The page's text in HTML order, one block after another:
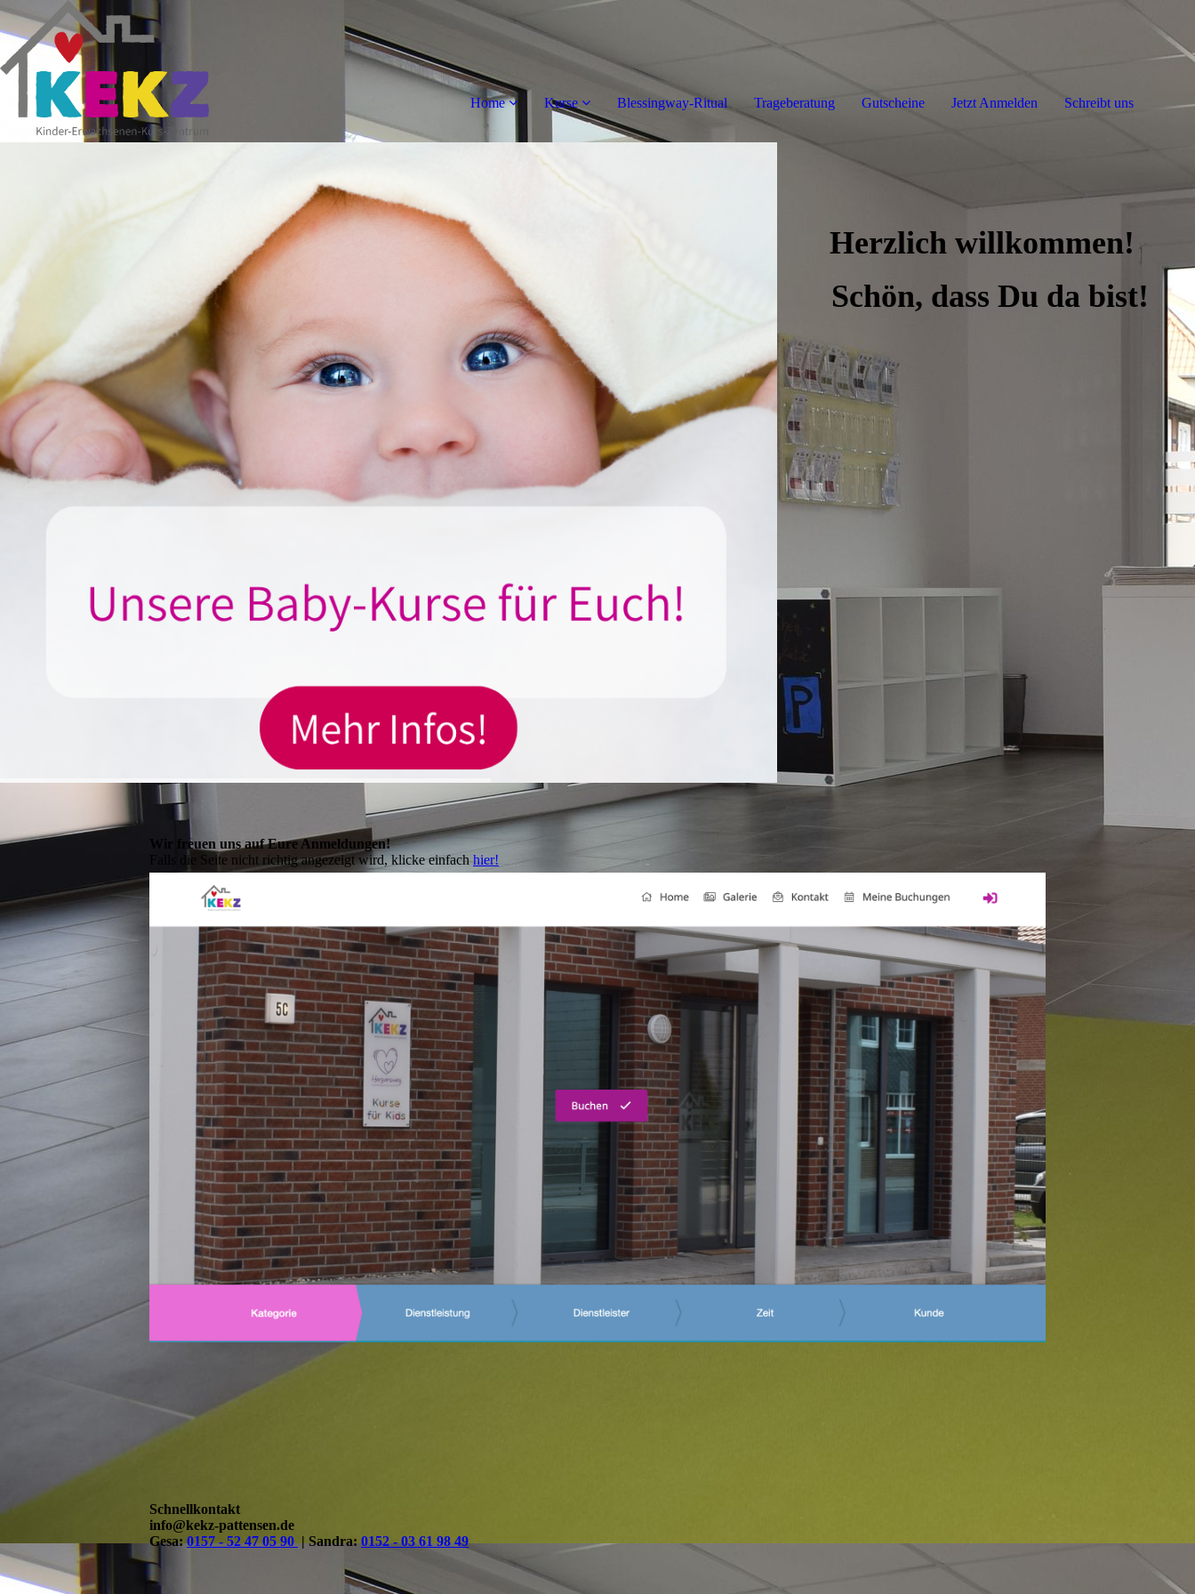
Home Kurse Blessingway-Ritual Trageberatung Gutscheine Jetzt Anmelden Schreibt uns
Herzlich willkommen!
Schön, dass Du da bist!
Wir freuen uns auf Eure Anmeldungen!
Falls die Seite nicht richtig angezeigt wird, klicke einfach hier!
Schnellkontakt
info@kekz-pattensen.de
Gesa:0157 - 52 47 05 90| Sandra:0152 - 03 61 98 49